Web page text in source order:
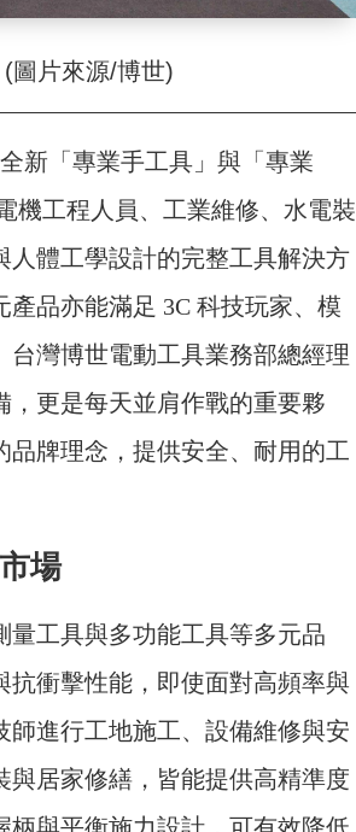
圖片來源/博世)
新「專業手工具」與「專業
機工程人員、工業維修、水電裝
體工學設計的完整工具解決方
品亦能滿足 3C 科技玩家、模
灣博世電動工具業務部總經理
更是每天並肩作戰的重要夥
牌理念，提供安全、耐用的工
場
工具與多功能工具等多元品
衝擊性能，即使面對高頻率與
進行工地施工、設備維修與安
居家修繕，皆能提供高精準度